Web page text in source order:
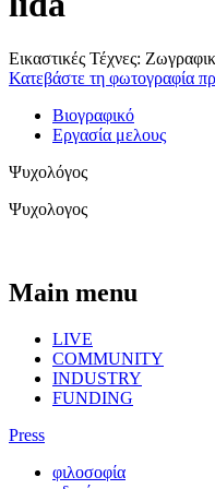
Εικαστικές Τέχνες:
Κατεβάστε τη φωτογραφία
Βιογραφικό
Εργασία μελους
Ψυχολόγος
Ψυχολογος
Main menu
LIVE
COMMUNITY
INDUSTRY
FUNDING
Press
φιλοσοφία